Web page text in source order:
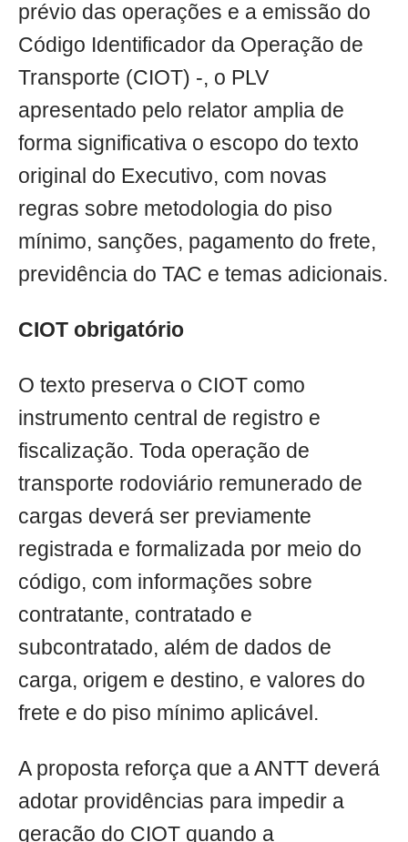
prévio das operações e a emissão do
Código Identificador da Operação de
Transporte (CIOT) -, o PLV
apresentado pelo relator amplia de
forma significativa o escopo do texto
original do Executivo, com novas
regras sobre metodologia do piso
mínimo, sanções, pagamento do frete,
previdência do TAC e temas adicionais.
CIOT obrigatório
O texto preserva o CIOT como
instrumento central de registro e
fiscalização. Toda operação de
transporte rodoviário remunerado de
cargas deverá ser previamente
registrada e formalizada por meio do
código, com informações sobre
contratante, contratado e
subcontratado, além de dados de
carga, origem e destino, e valores do
frete e do piso mínimo aplicável.
A proposta reforça que a ANTT deverá
adotar providências para impedir a
geração do CIOT quando a